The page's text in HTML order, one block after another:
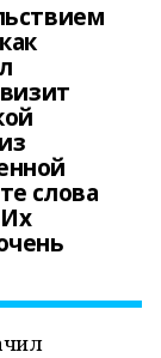
слова